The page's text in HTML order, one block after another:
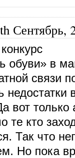
Сентябрь,
обуви» в
связи
вот только
те кто
Так что
Но пока